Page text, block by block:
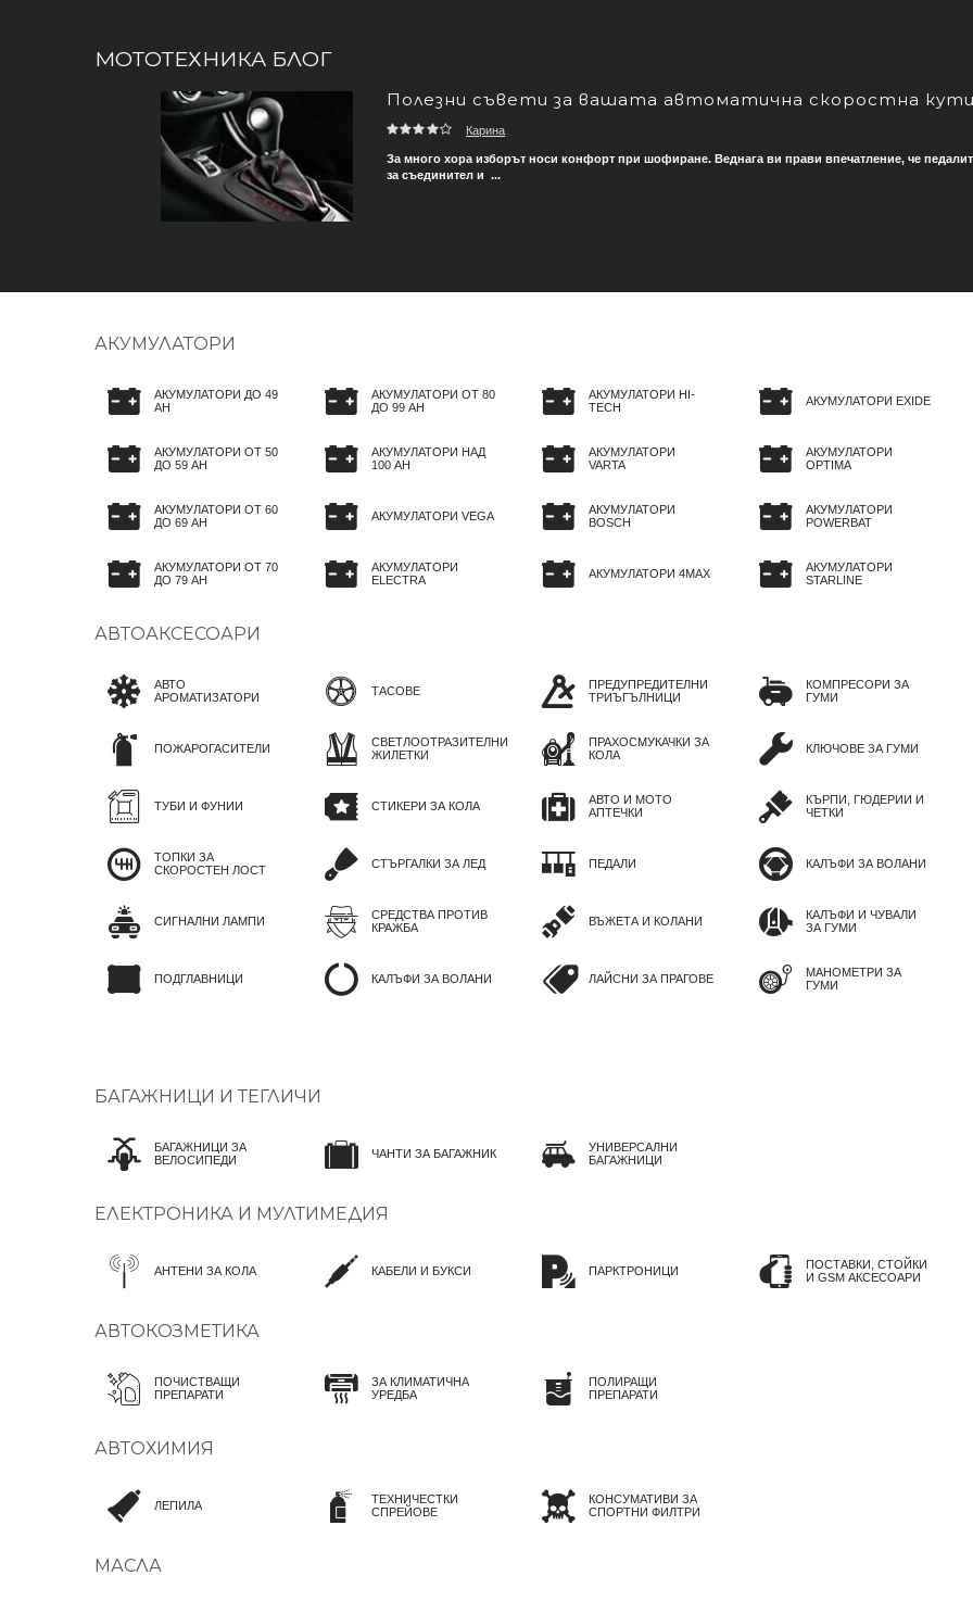
МОТОТЕХНИКА БЛОГ
Полезни съвети за вашата автоматична скоростна
Карина
За много хора изборът носи конфорт при шофиране. Веднага ви прави впечатление, че
за съединител и ...
АКУМУЛАТОРИ
АКУМУЛАТОРИ ДО 49
AH
АКУМУЛАТОРИ ОТ 50
ДО 59 AH
АКУМУЛАТОРИ ОТ 60
ДО 69 AH
АКУМУЛАТОРИ ОТ 70
ДО 79 AH
АКУМУЛАТОРИ ОТ 80
ДО 99 AH
АКУМУЛАТОРИ НАД
100 AH
АКУМУЛАТОРИ VEGA
АКУМУЛАТОРИ
ELECTRA
АКУМУЛАТОРИ HI-
TECH
АКУМУЛАТОРИ
VARTA
АКУМУЛАТОРИ
BOSCH
АКУМУЛАТОРИ 4MAX
АКУМУЛАТОРИ EXIDE
АКУМУЛАТОРИ
OPTIMA
АКУМУЛАТОРИ
POWERBAT
АКУМУЛАТОРИ
STARLINE
АВТОАКСЕСОАРИ
АВТО
АРОМАТИЗАТОРИ
ПОЖАРОГАСИТЕЛИ
ТУБИ И ФУНИИ
ТОПКИ ЗА
СКОРОСТЕН ЛОСТ
СИГНАЛНИ ЛАМПИ
ПОДГЛАВНИЦИ
ТАСОВЕ
СВЕТЛООТРАЗИТЕЛНИ
ЖИЛЕТКИ
СТИКЕРИ ЗА КОЛА
СТЪРГАЛКИ ЗА ЛЕД
СРЕДСТВА ПРОТИВ
КРАЖБА
КАЛЪФИ ЗА ВОЛАНИ
ПРЕДУПРЕДИТЕЛНИ
ТРИЪГЪЛНИЦИ
ПРАХОСМУКАЧКИ ЗА
КОЛА
АВТО И МОТО
АПТЕЧКИ
ПЕДАЛИ
ВЪЖЕТА И КОЛАНИ
ЛАЙСНИ ЗА ПРАГОВЕ
КОМПРЕСОРИ ЗА
ГУМИ
КЛЮЧОВЕ ЗА ГУМИ
КЪРПИ, ГЮДЕРИИ И
ЧЕТКИ
КАЛЪФИ ЗА ВОЛАНИ
КАЛЪФИ И ЧУВАЛИ
ЗА ГУМИ
МАНОМЕТРИ ЗА
ГУМИ
БАГАЖНИЦИ И ТЕГЛИЧИ
БАГАЖНИЦИ ЗА
ВЕЛОСИПЕДИ
ЧАНТИ ЗА БАГАЖНИК
УНИВЕРСАЛНИ
БАГАЖНИЦИ
ЕЛЕКТРОНИКА И МУЛТИМЕДИЯ
АНТЕНИ ЗА КОЛА КАБЕЛИ И БУКСИ ПАРКТРОНИЦИ
ПОСТАВКИ, СТОЙКИ
И GSM АКСЕСОАРИ
АВТОКОЗМЕТИКА
ПОЧИСТВАЩИ
ПРЕПАРАТИ
ЗА КЛИМАТИЧНА
УРЕДБА
ПОЛИРАЩИ
ПРЕПАРАТИ
АВТОХИМИЯ
ЛЕПИЛА
ТЕХНИЧЕСТКИ
СПРЕЙОВЕ
КОНСУМАТИВИ ЗА
СПОРТНИ ФИЛТРИ
МАСЛА